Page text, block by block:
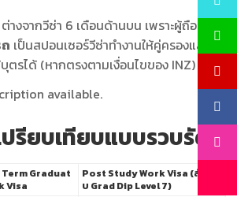
ต่างจากวีซ่า 6 เดือนด้านบน เพราะผู้ถือ
เป็นสปอนเซอร์วีซ่าทำงานให้คู่ครองและ
ตรได้ (หากตรงตามเงื่อนไขของ INZ)
รียบเทียบแบบรวบรัด
Graduat
Visa
Post Study Work Visa (สำหรั
บ Grad Dip Level 7)